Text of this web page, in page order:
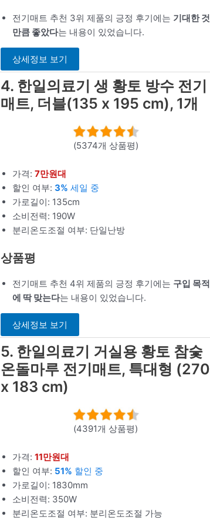
전기매트 추천 3위 제품의 긍정 후기에는 기대한 것
만큼 좋았다는 내용이 있었습니다.
상세정보 보기
4. 한일의료기 생 황토 방수 전기
매트, 더블(135 x 195 cm), 1개
(5374개 상품평)
가격:7만원대
할인 여부: 3% 세일 중
가로길이: 135cm
소비전력: 190W
분리온도조절 여부: 단일난방
상품평
전기매트 추천 4위 제품의 긍정 후기에는 구입 목적
에 딱 맞는다는 내용이 있었습니다.
상세정보 보기
5. 한일의료기 거실용 황토 참숯
온돌마루 전기매트, 특대형 (270
x 183 cm)
(4391개 상품평)
가격:11만원대
할인 여부: 51% 할인 중
가로길이: 1830mm
소비전력: 350W
분리온도조절 여부: 분리온도조절 가능